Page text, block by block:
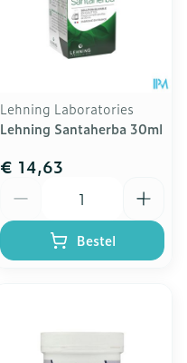
Lehning Laboratories
Lehning Santaherba 30ml
€ 14,63
Bestel